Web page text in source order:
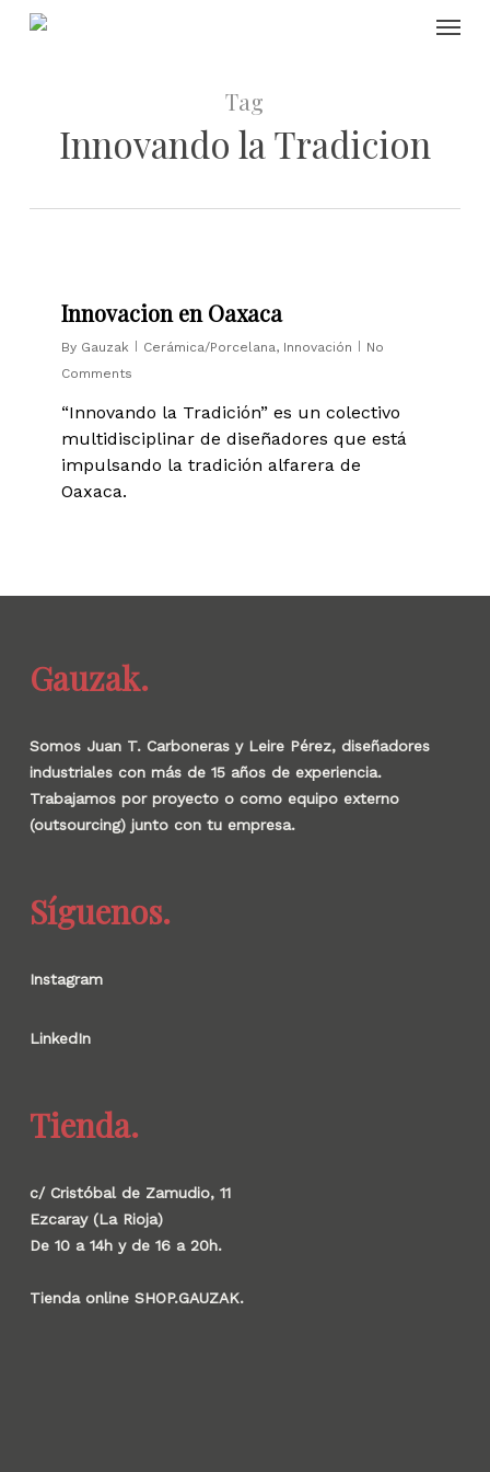
Skip
Tag
Innovando la Tradicion
Innovacion en Oaxaca
By Gauzak Cerámica/Porcelana, Innovación
No
Comments
“Innovando la Tradición” es un colectivo
multidisciplinar de diseñadores que está
impulsando la tradición alfarera de
Oaxaca.
Gauzak.
Somos Juan T. Carboneras y Leire Pérez, diseñadores
industriales con más de 15 años de experiencia.
Trabajamos por proyecto o como equipo externo
(outsourcing) junto con tu empresa.
Síguenos.
Instagram
LinkedIn
Tienda.
c/ Cristóbal de Zamudio, 11
Ezcaray (La Rioja)
De 10 a 14h y de 16 a 20h.
Tienda online SHOP.GAUZAK.